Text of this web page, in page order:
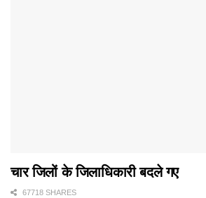
चार जिलों के जिलाधिकारी बदले गए
67718 SHARES